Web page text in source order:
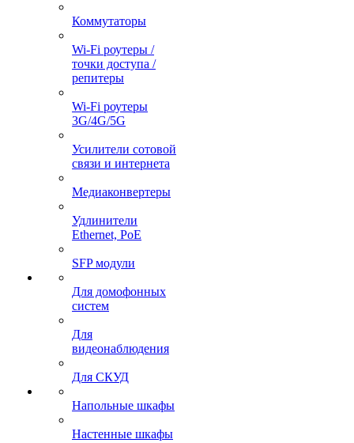
Коммутаторы
Wi-Fi роутеры /
точки доступа /
репитеры
Wi-Fi роутеры
3G/4G/5G
Усилители сотовой
связи и интернета
Медиаконвертеры
Удлинители
Ethernet, PoE
SFP модули
Для домофонных
систем
Для
видеонаблюдения
Для СКУД
Напольные шкафы
Настенные шкафы